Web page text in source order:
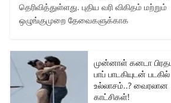
தெரிவித்துள்ளது. புதிய வரி விகிதம் மற்றும்
ஒழுங்குமுறை தேவைகளுக்காக
முன்னாள் கனடா
பாப் பாடகியுடன் படகில்
உல்லாசம்..? வைரலான
காட்சிகள்!